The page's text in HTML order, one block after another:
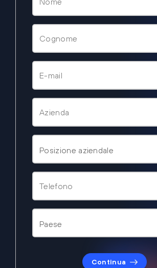
Continua